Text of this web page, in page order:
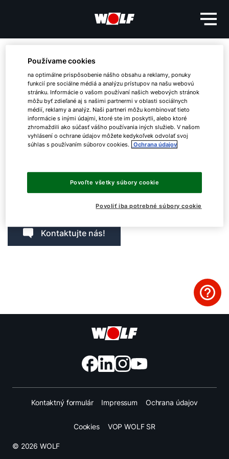
Vyskytla sa chyba!
Zdá sa, že nemôžeme nájsť
stránku, ktorú hľadáte.
Chyba 404: Stránka, ktorú ste chceli navštíviť,
neexistuje alebo je dočasne nedostupná. Uistite
navštívte neskôr.
Kontaktujte nás!
© 2026 WOLF
Kontaktný formulár Impressum Ochrana údajov
Cookies VOP WOLF SR
Dobrý deň!
Kontaktný formulár
Nájdite si odborníka
Obchodný tím
5-ročná záruka
Používame cookies
na optimálne prispôsobenie nášho obsahu a reklamy, ponuky
funkcií pre sociálne médiá a analýzu prístupov na našu webovú
stránku. Informácie o vašom používaní našich webových stránok
môžu byť zdieľané aj s našimi partnermi v oblasti sociálnych
médií, reklamy a analýz. Naši partneri môžu kombinovať tieto
informácie s inými údajmi, ktoré ste im poskytli, alebo ktoré
zhromaždili ako súčasť vášho používania iných služieb. V našom
vyhlásení o ochrane údajov môžete kedykoľvek odvolať svoj
súhlas s používaním súborov cookies. Ochrana údajov
Povoliť iba potrebné súbory cookie
Povoľte všetky súbory cookie